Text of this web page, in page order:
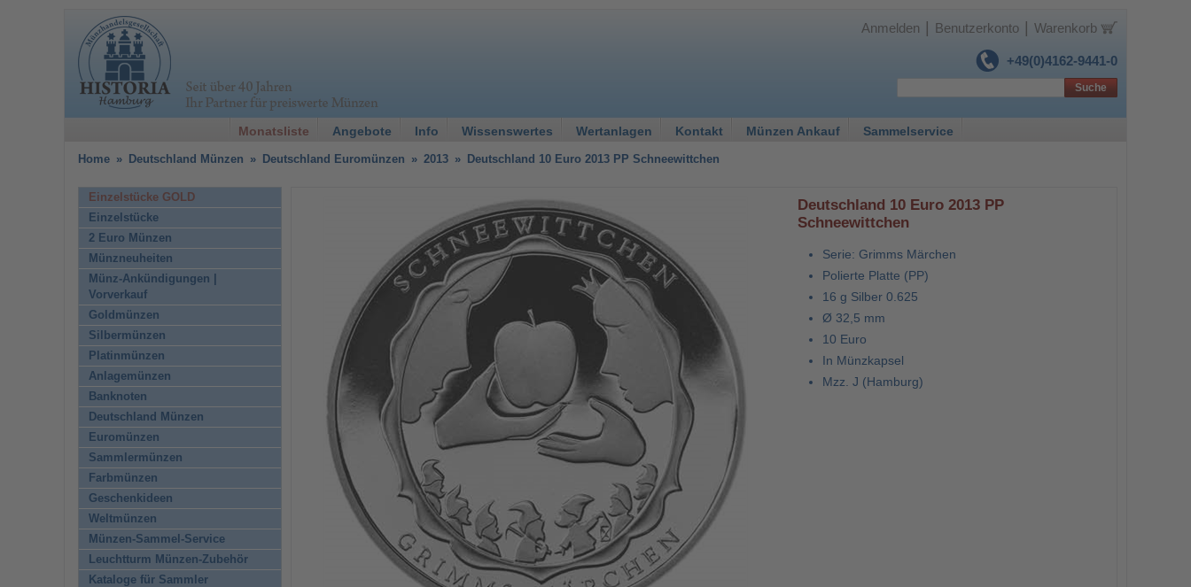
+49(0)4162-9441-0
Anmelden Benutzerkonto Warenkorb
Monatsliste Angebote Info Wissenswertes Wertanlagen Kontakt Münzen Ankauf Sammelservice
Suche
Home » Deutschland Münzen » Deutschland Euromünzen » 2013 » Deutschland 10 Euro 2013 PP Schneewittchen
Deutschland 10 Euro 2013 PP
Schneewittchen
Serie: Grimms Märchen
Polierte Platte (PP)
16 g Silber 0.625
Ø 32,5 mm
10 Euro
In Münzkapsel
Mzz. J (Hamburg)
Einzelstücke GOLD
Einzelstücke
2 Euro Münzen
Münzneuheiten
Münz-Ankündigungen |
Vorverkauf
Goldmünzen
Silbermünzen
Platinmünzen
Anlagemünzen
Banknoten
Deutschland Münzen
Euromünzen
Sammlermünzen
Farbmünzen
Geschenkideen
Weltmünzen
Münzen-Sammel-Service
Leuchtturm Münzen-Zubehör
Kataloge für Sammler